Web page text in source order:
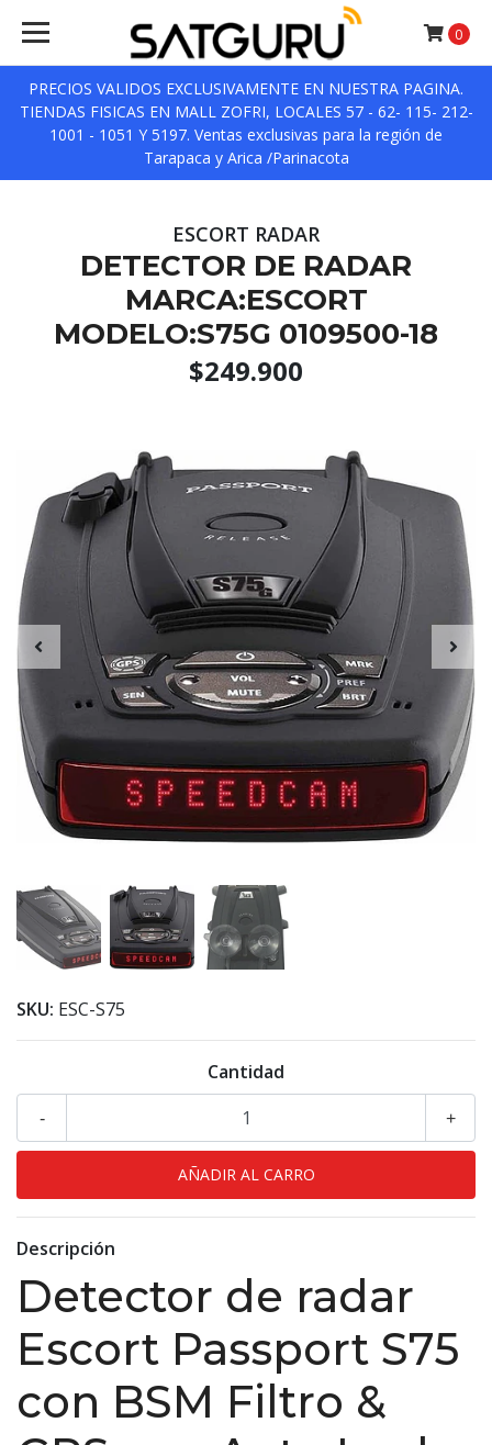
PRECIOS VALIDOS EXCLUSIVAMENTE EN NUESTRA PAGINA.
TIENDAS FISICAS EN MALL ZOFRI, LOCALES 57 - 62- 115- 212-
1001 - 1051 Y 5197. Ventas exclusivas para la región de
Tarapaca y Arica /Parinacota
0
ESCORT RADAR
DETECTOR DE RADAR
MARCA:ESCORT
MODELO:S75G 0109500-18
$249.900
SKU: ESC-S75
Cantidad
+
-
Descripción
Detector de radar
Escort Passport S75
con BSM Filtro &